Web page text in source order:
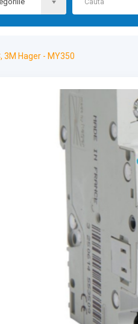
3M Hager - MY350